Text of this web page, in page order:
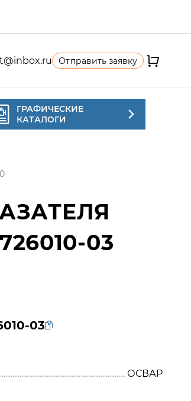
Отправить заявку
ГРАФИЧЕСКИЕ
КАТАЛОГИ
03
03
ОСВАР